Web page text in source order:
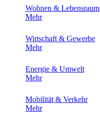
Wohnen & Lebensraum
Mehr
Wirtschaft & Gewerbe
Mehr
Energie & Umwelt
Mehr
Mobilität & Verkehr
Mehr